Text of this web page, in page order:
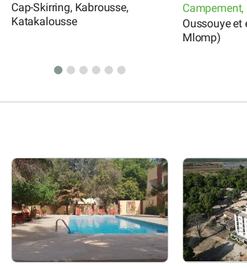
Cap-Skirring, Kabrousse,
Katakalousse
Campement,
Oussouye et
Mlomp)